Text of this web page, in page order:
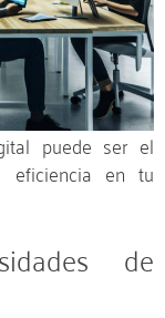
puede ser el
eficiencia en tu
de